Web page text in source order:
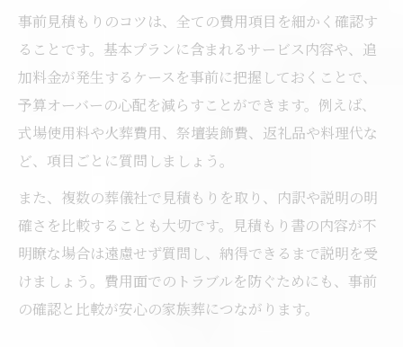
事前見積もりのコツは、全ての費用項目を細かく確認す
ることです。基本プランに含まれるサービス内容や、追
加料金が発生するケースを事前に把握しておくことで、
予算オーバーの心配を減らすことができます。例えば、
式場使用料や火葬費用、祭壇装飾費、返礼品や料理代な
ど、項目ごとに質問しましょう。
また、複数の葬儀社で見積もりを取り、内訳や説明の明
確さを比較することも大切です。見積もり書の内容が不
明瞭な場合は遠慮せず質問し、納得できるまで説明を受
けましょう。費用面でのトラブルを防ぐためにも、事前
の確認と比較が安心の家族葬につながります。